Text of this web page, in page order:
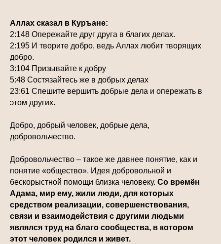
Аллах сказал в Куръане:
2:148 Опережайте друг друга в благих делах.
2:195 И творите добро, ведь Аллах любит творящих
добро.
3:104 Призывайте к добру
5:48 Состязайтесь же в добрых делах
23:61 Спешите вершить добрые дела и опережать в
этом других.
Добро, добрый человек, добрые дела,
добровольчество.
Добровольчество – такое же давнее понятие, как и
понятие «общество». Идея добровольной и
бескорыстной помощи близка человеку. Со времён
Адама, мир ему, жили люди, для которых
средством реализации, совершенствования,
связи и взаимодействия с другими людьми
являлся труд на благо сообщества, в котором
этот человек родился и живет.